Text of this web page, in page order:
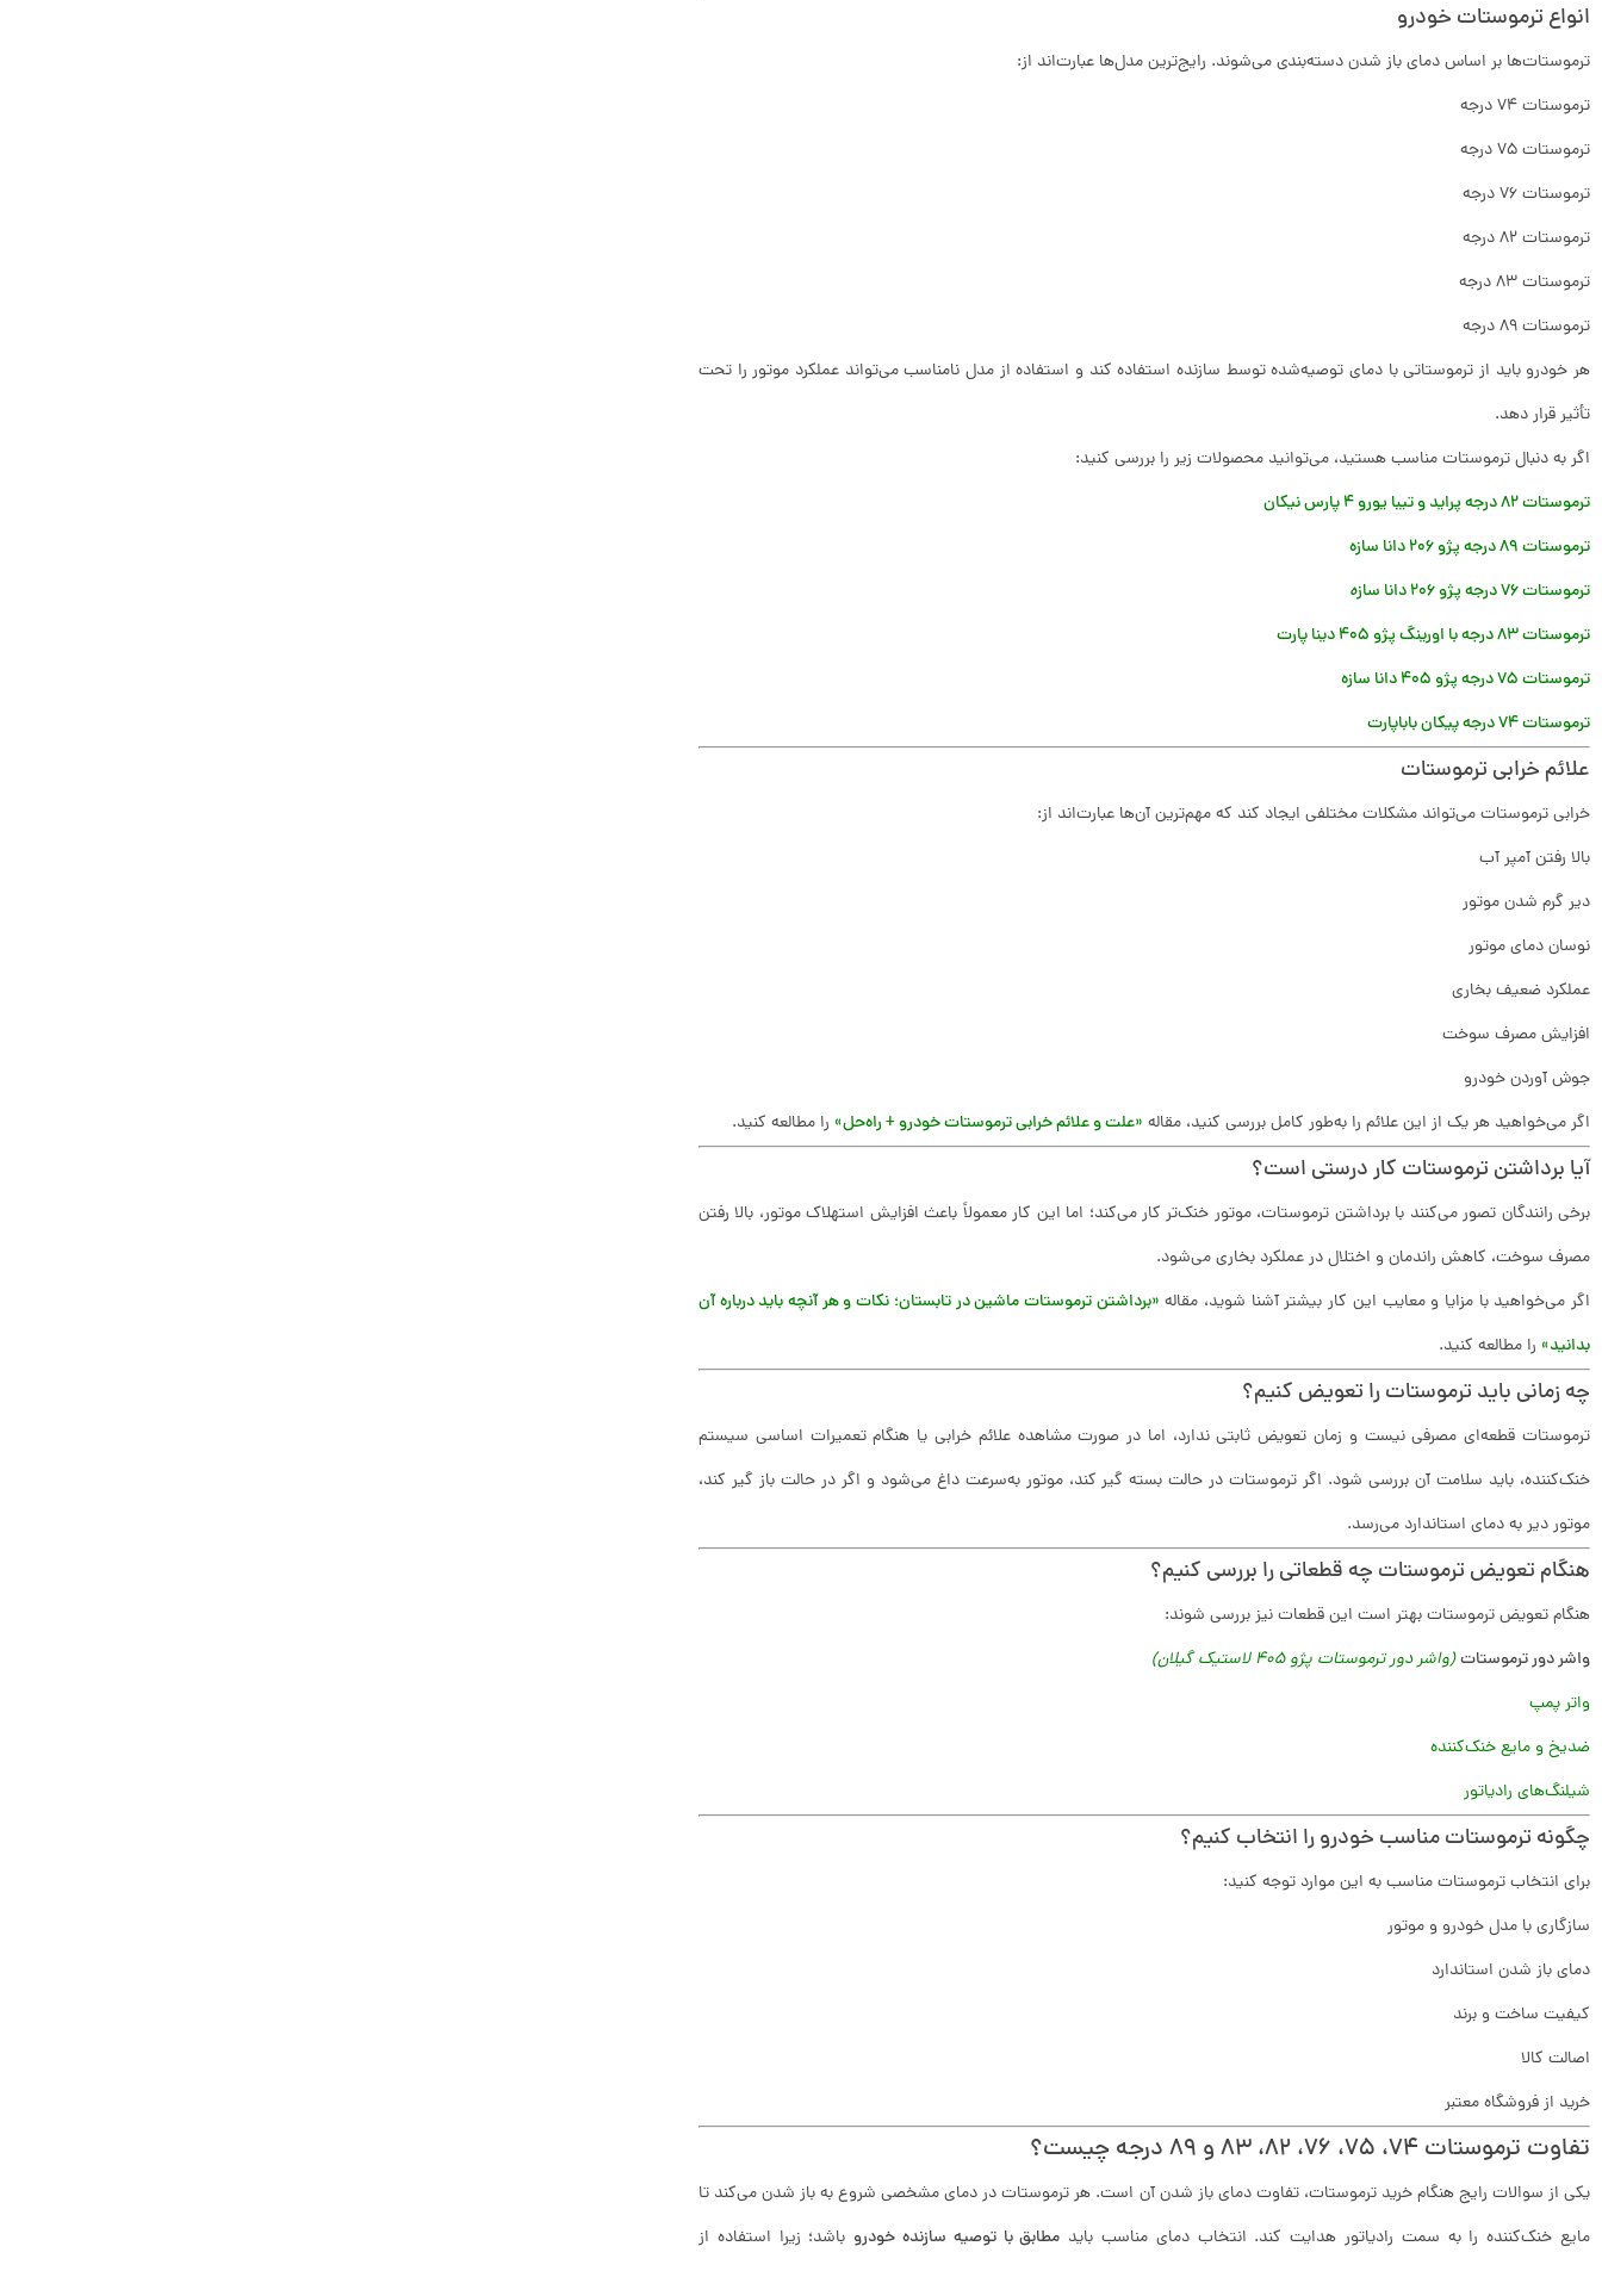
انواع ترموستات خودرو
ترموستات‌ها بر اساس دمای باز شدن دسته‌بندی می‌شوند. رایج‌ترین مدل‌ها عبارت‌اند از:
ترموستات 74 درجه
ترموستات 75 درجه
ترموستات 76 درجه
ترموستات 82 درجه
ترموستات 83 درجه
ترموستات 89 درجه
هر خودرو باید از ترموستاتی با دمای توصیه‌شده توسط سازنده استفاده کند و استفاده از مدل نامناسب می‌تواند عملکرد موتور را تحت
تأثیر قرار دهد.
اگر به دنبال ترموستات مناسب هستید، می‌توانید محصولات زیر را بررسی کنید:
ترموستات 82 درجه پراید و تیبا یورو 4 پارس نیکان
ترموستات 89 درجه پژو 206 دانا سازه
ترموستات 76 درجه پژو 206 دانا ساز
ه
ترموستات 83 درجه با اورینگ پژو 405 دینا پارت
ترموستات 75 درجه پژو 405 دانا سازه
ترموستات 74 درجه پیکان باباپارت
علائم خرابی ترموستات
خرابی ترموستات می‌تواند مشکلات مختلفی ایجاد کند که مهم‌ترین آن‌ها عبارت‌اند از:
بالا رفتن آمپر آب
دیر گرم شدن موتور
نوسان دمای موتور
عملکرد ضعیف بخاری
افزایش مصرف سوخت
جوش آوردن خودرو
اگر می‌خواهید هر یک از این علائم را به‌طور کامل بررسی کنید، مقاله «علت و علائم خرابی ترموستات خودرو + راه‌حل» را مطالعه کنید.
آیا برداشتن ترموستات کار درستی است؟
برخی رانندگان تصور می‌کنند با برداشتن ترموستات، موتور خنک‌تر کار می‌کند؛ اما این کار معمولاً باعث افزایش استهلاک موتور، بالا رفتن
مصرف سوخت، کاهش راندمان و اختلال در عملکرد بخاری می‌شود.
اگر می‌خواهید با مزایا و معایب این کار بیشتر آشنا شوید، مقاله «برداشتن ترموستات ماشین در تابستان؛ نکات و هر آنچه باید درباره آن
بدانید» را مطالعه کنید.
چه زمانی باید ترموستات را تعویض کنیم؟
ترموستات قطعه‌ای مصرفی نیست و زمان تعویض ثابتی ندارد، اما در صورت مشاهده علائم خرابی یا هنگام تعمیرات اساسی سیستم
خنک‌کننده، باید سلامت آن بررسی شود. اگر ترموستات در حالت بسته گیر کند، موتور به‌سرعت داغ می‌شود و اگر در حالت باز گیر کند،
موتور دیر به دمای استاندارد می‌رسد.
هنگام تعویض ترموستات چه قطعاتی را بررسی کنیم؟
هنگام تعویض ترموستات بهتر است این قطعات نیز بررسی شوند:
واشر دور ترموستات(واشر دور ترموستات پژو 405 لاستیک گیلان)
واتر پمپ
ضدیخ و مایع خنک‌کننده
شیلنگ‌های رادیاتور
چگونه ترموستات مناسب خودرو را انتخاب کنیم؟
برای انتخاب ترموستات مناسب به این موارد توجه کنید:
سازگاری با مدل خودرو و موتور
دمای باز شدن استاندارد
کیفیت ساخت و برند
اصالت کالا
خرید از فروشگاه معتبر
تفاوت ترموستات 74، 75، 76، 82، 83 و 89 درجه چیست؟
یکی از سوالات رایج هنگام خرید ترموستات، تفاوت دمای باز شدن آن است. هر ترموستات در دمای مشخصی شروع به باز شدن می‌کند تا
مایع خنک‌کننده را به سمت رادیاتور هدایت کند. انتخاب دمای مناسب باید مطابق با توصیه سازنده خودرو باشد؛ زیرا استفاده از